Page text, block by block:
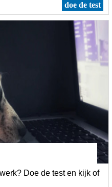
doe de test
Doe de test en kijk of